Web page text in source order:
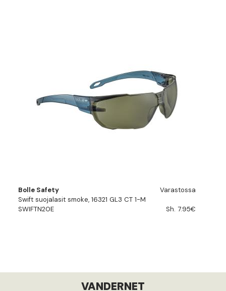
Bolle Safety
Varastossa
Swift suojalasit smoke, 16321 GL3 CT 1-M
SWIFTN20E
Sh. 7.95€
VANDERNET